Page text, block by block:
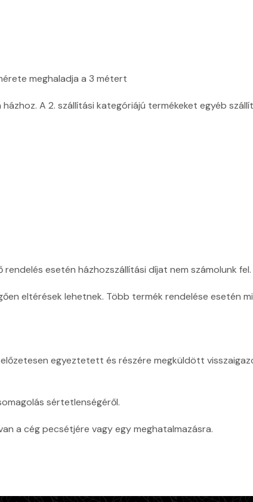
meghaladja a 3 métert
A 2. szállítási kategóriájú termékeket egyéb
esetén házhozszállítási díjat nem számolunk fel.
eltérések lehetnek. Több termék rendelése esetén
egyeztetett és részére megküldött
sértetlenségéről.
a cég pecsétjére vagy egy meghatalmazásra.